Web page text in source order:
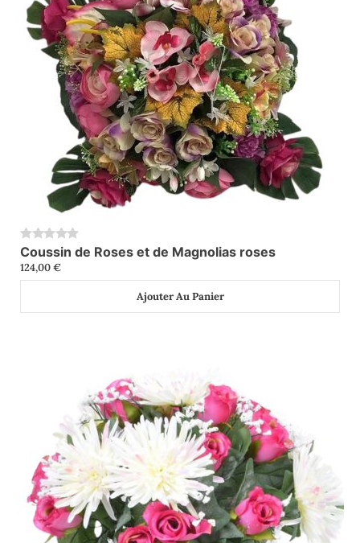
0
Coussin de Roses et de Magnolias roses
124,00€
Ajouter Au Panier